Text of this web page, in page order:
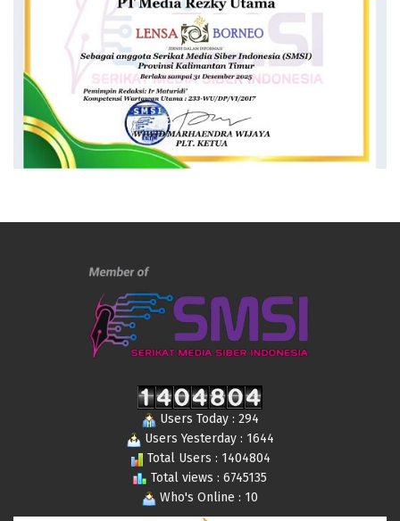
Users Today : 294
Users Yesterday : 1644
Total Users : 1404804
Total views : 6745135
Who's Online : 10